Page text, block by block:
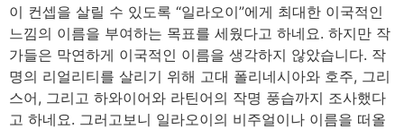
이 컨셉을 살릴 수 있도록 “일라오이”에게 최대한 이국적인
느낌의 이름을 부여하는 목표를 세웠다고 하네요. 하지만 작
가들은 막연하게 이국적인 이름을 생각하지 않았습니다. 작
명의 리얼리티를 살리기 위해 고대 폴리네시아와 호주, 그리
스어, 그리고 하와이어와 라틴어의 작명 풍습까지 조사했다
고 하네요. 그러고보니 일라오이의 비주얼이나 이름을 떠올